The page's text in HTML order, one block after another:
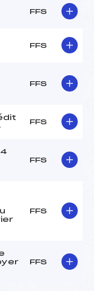
FFS
FFS
FFS
FFS
FFS
FFS
FFS